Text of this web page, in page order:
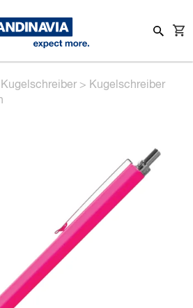
Kugelschreiber> Kugelschreiber